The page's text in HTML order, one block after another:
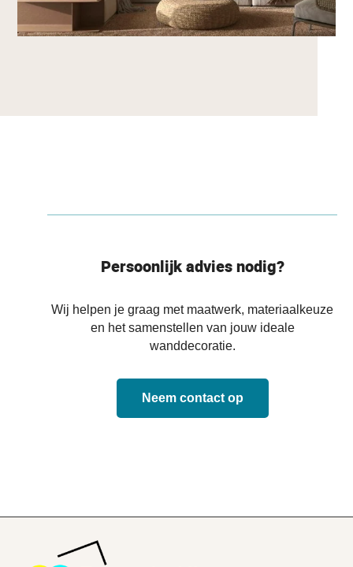
Persoonlijk advies nodig?
Wij helpen je graag met maatwerk, materiaalkeuze
en het samenstellen van jouw ideale
wanddecoratie.
Neem contact op